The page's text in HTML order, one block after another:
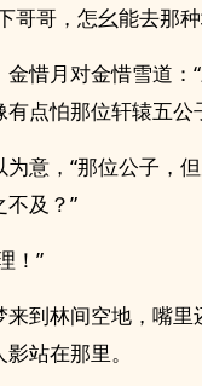
哥哥，怎幺能去那
金惜月对金惜雪道：
点怕那位轩辕五公
意，“那位公子，
及？”
！”
到林间空地，嘴里
站在那里。